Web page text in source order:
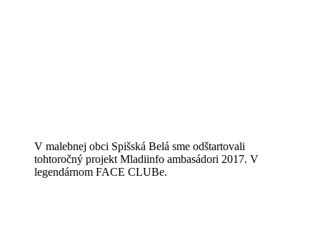
V malebnej obci Spišská Belá sme odštartovali
tohtoročný projekt Mladiinfo ambasádori 2017. V
legendárnom FACE CLUBe.